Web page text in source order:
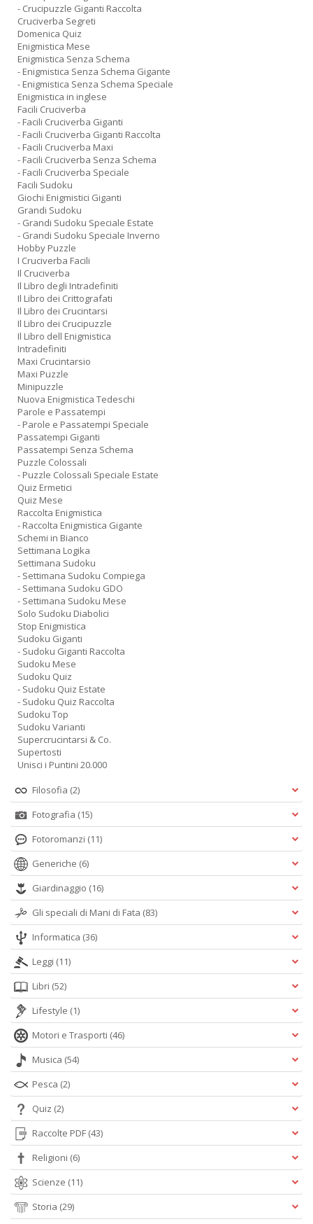
- Crucipuzzle Giganti Raccolta
Cruciverba Segreti
Domenica Quiz
Enigmistica Mese
Enigmistica Senza Schema
- Enigmistica Senza Schema Gigante
- Enigmistica Senza Schema Speciale
Enigmistica in inglese
Facili Cruciverba
- Facili Cruciverba Giganti
- Facili Cruciverba Giganti Raccolta
- Facili Cruciverba Maxi
- Facili Cruciverba Senza Schema
- Facili Cruciverba Speciale
Facili Sudoku
Giochi Enigmistici Giganti
Grandi Sudoku
- Grandi Sudoku Speciale Estate
- Grandi Sudoku Speciale Inverno
Hobby Puzzle
I Cruciverba Facili
Il Cruciverba
Il Libro degli Intradefiniti
Il Libro dei Crittografati
Il Libro dei Crucintarsi
Il Libro dei Crucipuzzle
Il Libro dell Enigmistica
Intradefiniti
Maxi Crucintarsio
Maxi Puzzle
Minipuzzle
Nuova Enigmistica Tedeschi
Parole e Passatempi
- Parole e Passatempi Speciale
Passatempi Giganti
Passatempi Senza Schema
Puzzle Colossali
- Puzzle Colossali Speciale Estate
Quiz Ermetici
Quiz Mese
Raccolta Enigmistica
- Raccolta Enigmistica Gigante
Schemi in Bianco
Settimana Logika
Settimana Sudoku
- Settimana Sudoku Compiega
- Settimana Sudoku GDO
- Settimana Sudoku Mese
Solo Sudoku Diabolici
Stop Enigmistica
Sudoku Giganti
- Sudoku Giganti Raccolta
Sudoku Mese
Sudoku Quiz
- Sudoku Quiz Estate
- Sudoku Quiz Raccolta
Sudoku Top
Sudoku Varianti
Supercrucintarsi & Co.
Supertosti
Unisci i Puntini 20.000
Filosofia (2)
Fotografia (15)
Fotoromanzi (11)
Generiche (6)
Giardinaggio (16)
Gli speciali di Mani di Fata (83)
Informatica (36)
Leggi (11)
Libri (52)
Lifestyle (1)
Motori e Trasporti (46)
Musica (54)
Pesca (2)
Quiz (2)
Raccolte PDF (43)
Religioni (6)
Scienze (11)
Storia (29)